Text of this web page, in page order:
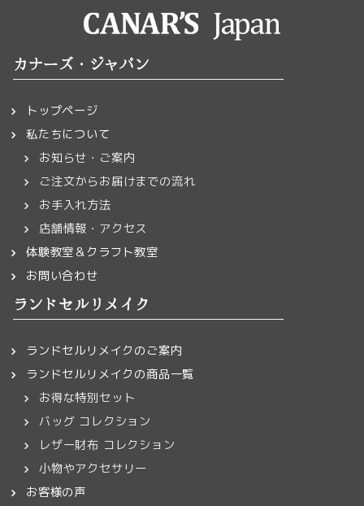
カナーズ・ジャパン
トップページ
私たちについて
お知らせ・ご案内
ご注文からお届けまでの流れ
お手入れ方法
店舗情報・アクセス
体験教室＆クラフト教室
お問い合わせ
ランドセルリメイク
ランドセルリメイクのご案内
ランドセルリメイクの商品一覧
お得な特別セット
バッグ コレクション
レザー財布 コレクション
小物やアクセサリー
お客様の声